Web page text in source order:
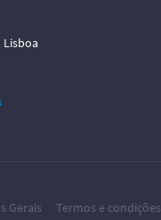
Lisboa
Gerais Termos e condições